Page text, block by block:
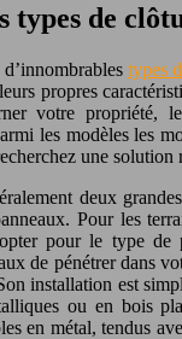
types de
types
propres
votre propriété,
les modèles les
une solution
deux
Pour les
pour le type de
de pénétrer dans
installation est
ou en bois
en métal, tendus